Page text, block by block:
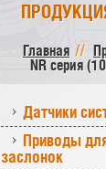
Главная
NR серия
Датчики
Приводы
заслонок